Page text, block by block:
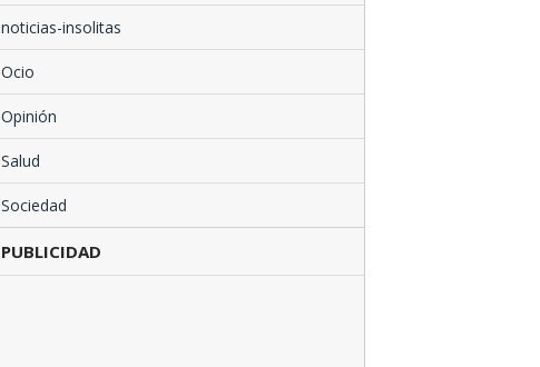
noticias-insolitas
Ocio
Opinión
Salud
Sociedad
PUBLICIDAD